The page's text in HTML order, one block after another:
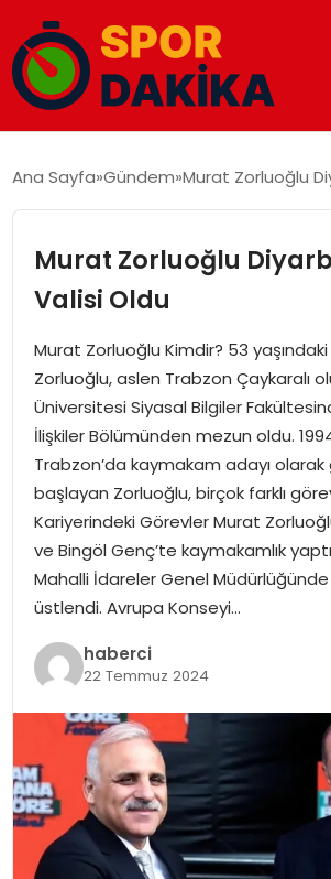
GÜNDEM
DÜNYA
EKONOMI
MAGAZIN
SAĞLIK
SIYASET
SPOR
TEKNOLOJI
YAŞAM
Ana Sayfa Gündem Murat Zorluoğlu
Murat Zorluoğlu
Valisi Oldu
Murat Zorluoğlu Kimdir? 53
Zorluoğlu, aslen Trabzon Çaykaralı
Üniversitesi Siyasal Bilgiler
İlişkiler Bölümünden mezun oldu. 1994
Trabzon’da kaymakam adayı
başlayan Zorluoğlu, birçok farklı
Kariyerindeki Görevler Murat
ve Bingöl Genç’te kaymakamlık
Mahalli İdareler Genel
üstlendi. Avrupa Konseyi…
haberci
22 Temmuz 2024